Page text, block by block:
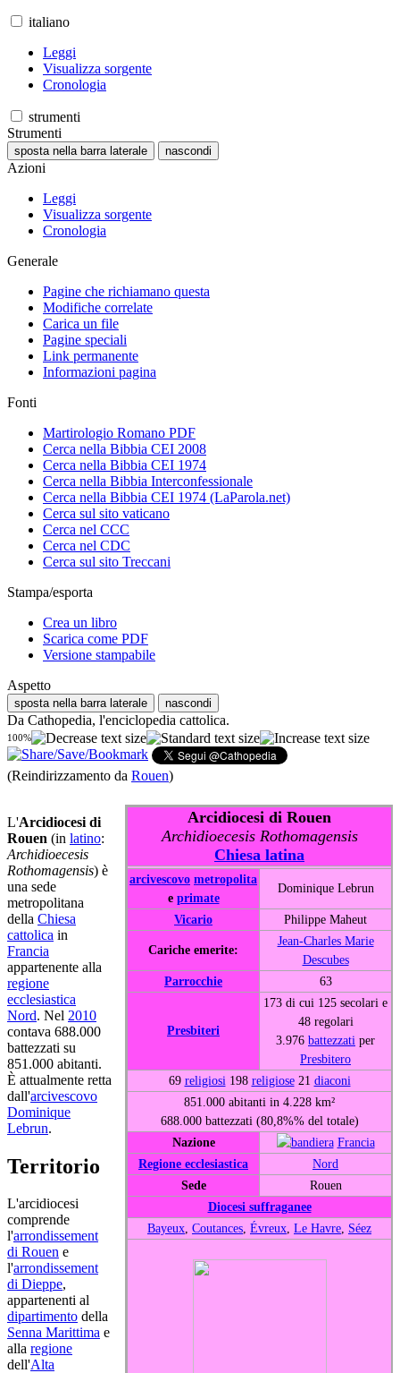
italiano
Leggi
Visualizza sorgente
Cronologia
strumenti
Strumenti
sposta nella barra laterale nascondi
Azioni
Leggi
Visualizza sorgente
Cronologia
Generale
Pagine che richiamano questa
Modifiche correlate
Carica un file
Pagine speciali
Link permanente
Informazioni pagina
Fonti
Martirologio Romano PDF
Cerca nella Bibbia CEI 2008
Cerca nella Bibbia CEI 1974
Cerca nella Bibbia Interconfessionale
Cerca nella Bibbia CEI 1974 (LaParola.net)
Cerca sul sito vaticano
Cerca nel CCC
Cerca nel CDC
Cerca sul sito Treccani
Stampa/esporta
Crea un libro
Scarica come PDF
Versione stampabile
Aspetto
sposta nella barra laterale nascondi
Da Cathopedia, l'enciclopedia cattolica.
100%
(Reindirizzamento da Rouen)
Arcidiocesi di Rouen
Archidioecesis Rothomagensis
Chiesa latina
arcivescovo metropolita
e primate
Dominique Lebrun
Vicario Philippe Maheut
Cariche emerite:
Jean-Charles Marie
Descubes
Parrocchie
63
Presbiteri
173 di cui 125 secolari e
48 regolari
3.976 battezzati per
Presbitero
69 religiosi 198 religiose21 diaconi
851.000 abitanti in 4.228 km²
688.000 battezzati (80,8%% del totale)
Nazione
Francia
Regione ecclesiastica
Nord
Sede
Rouen
Diocesi suffraganee
Bayeux Coutances Évreux Le Havre Séez
L'Arcidiocesi di
Rouen (in latino:
Archidioecesis
Rothomagensis) è
una sede
metropolitana
della Chiesa
cattolica in
Francia
appartenente alla
regione
ecclesiastica
Nord. Nel 2010
contava 688.000
battezzati su
851.000 abitanti.
È attualmente retta
dall'arcivescovo
Dominique
Lebrun.
Territorio
L'arcidiocesi
comprende
l'arrondissement
di Rouen e
l'arrondissement
di Dieppe,
appartenenti al
dipartimento della
Senna Marittima e
alla regione
dell'Alta